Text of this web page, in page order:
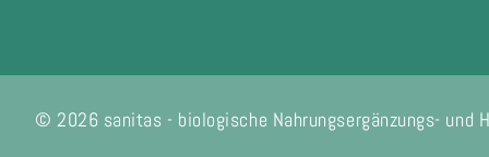
© 2026 sanitas - biologische Nahrungsergänzungs- und